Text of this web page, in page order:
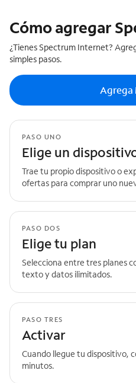
Cómo agregar
¿Tienes Spectrum Internet?
simples pasos.
Agrega
PASO UNO
Elige un
Trae tu propio dispositivo o
ofertas para comprar uno
PASO DOS
Elige tu plan
Selecciona entre tres planes
texto y datos ilimitados.
PASO TRES
Activar
Cuando llegue tu dispositivo,
minutos.